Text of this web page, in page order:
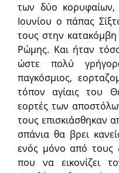
των δύο
Ιουνίου ο πάπας
τους στην
Ρώμης. Και ήταν
ώστε πολύ
παγκόσμιος,
τόπον αγίαις του
εορτές των
τους επισκιάσθηκαν
σπάνια θα βρει
ενός μόνο από τους
που να εικονίζει